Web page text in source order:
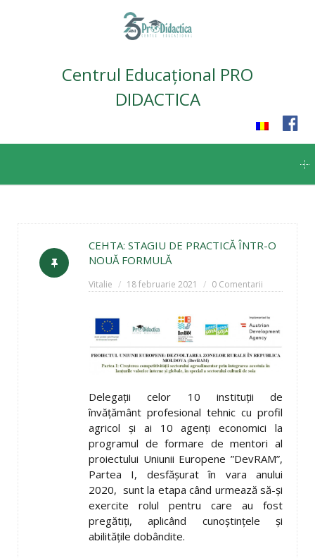
Centrul Educațional PRO
DIDACTICA
content
CEHTA: STAGIU DE PRACTICĂ ÎNTR-O
NOUĂ FORMULĂ
Vitalie 18 februarie 2021 0 Comentarii
Delegaţii celor 10 instituţii de
învăţământ profesional tehnic cu profil
agricol şi ai 10 agenţi economici la
programul de formare de mentori al
proiectului Uniunii Europene ”DevRAM”,
Partea I, desfăşurat în vara anului
2020, sunt la etapa când urmează să-şi
exercite rolul pentru care au fost
pregătiţi, aplicând cunoştinţele şi
abilităţile dobândite.